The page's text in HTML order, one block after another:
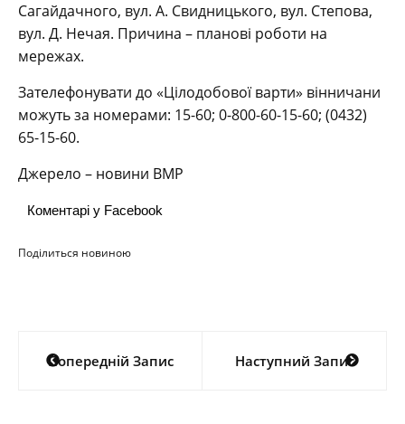
Сагайдачного, вул. А. Свидницького, вул. Степова,
вул. Д. Нечая. Причина – планові роботи на
мережах.
Зателефонувати до «Цілодобової варти» вінничани
можуть за номерами: 15-60; 0-800-60-15-60; (0432)
65-15-60.
Джерело – новини ВМР
Коментарі у Facebook
Поділиться новиною
Навігація
записів
Попередній Запис Наступний Запис